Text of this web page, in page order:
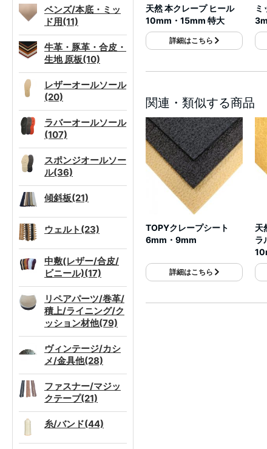
ベンズ/本底・ミッ
ド用(11)
牛革・豚革・合皮・
生地 原板(10)
レザーオールソール
(20)
ラバーオールソール
(107)
スポンジオールソー
ル(36)
傾斜板(21)
ウェルト(23)
中敷(レザー/合皮/
ビニール)(17)
リペアパーツ/巻革/
積上/ライニング/ク
ッション材他(79)
ヴィンテージ/カシ
メ/金具他(28)
ファスナー/マジッ
クテープ(21)
糸/バンド(44)
天然 本クレープ ヒール
10mm・15mm 特大
詳細はこちら
ミ
関連・類似する商品
TOPYクレープシート
6mm・9mm
詳細はこちら
天
ラ